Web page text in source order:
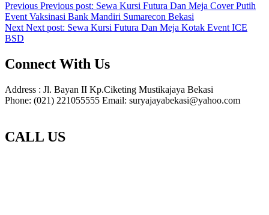
Previous Previous post: Sewa Kursi Futura Dan Meja Cover Putih
Event Vaksinasi Bank Mandiri Sumarecon Bekasi
Next Next post: Sewa Kursi Futura Dan Meja Kotak Event ICE
BSD
Connect With Us
Address : Jl. Bayan II Kp.Ciketing Mustikajaya Bekasi
Phone: (021) 221055555 Email: suryajayabekasi@yahoo.com
CALL US